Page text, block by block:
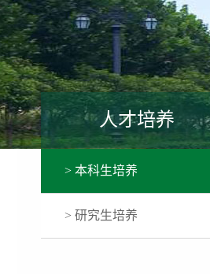
人才培养
> 本科生培养
> 研究生培养